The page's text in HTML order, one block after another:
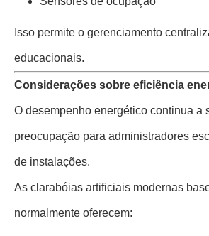
Isso permite o gerenciamento
educacionais.
Considerações sobre eficiência
O desempenho energético continua a
preocupação para administradores
de instalações.
As clarabóias artificiais modernas
normalmente oferecem: